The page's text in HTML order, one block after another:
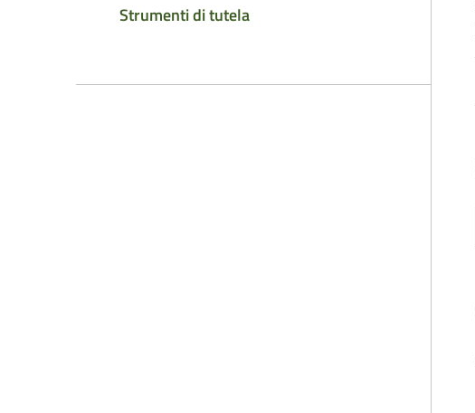
Strumenti di tutela